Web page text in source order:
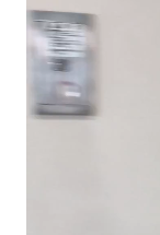
ー
ヤ